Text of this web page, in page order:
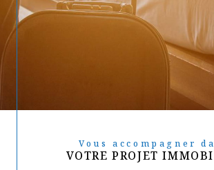
Vous accompagner
VOTRE PROJET